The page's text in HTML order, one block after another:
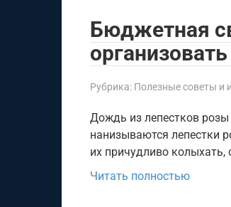
Бюджетная
Рубрика: Полезные советы и
Дождь из лепестков
нанизываются лепестки
их причудливо колыхать,
Читать полностью